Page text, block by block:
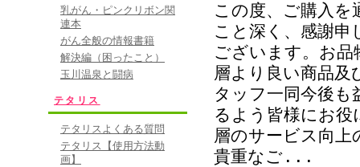
乳がん・ピンクリボン関
連本
がん全般の情報書籍
解決編（困ったこと）
玉川温泉と闘病
テタリス
テタリスよくある質問
テタリス【使用方法動
画】
この度、ご購入
こと深く、感謝申
ございます。お
層より良い商品
タッフ一同今後も
るよう皆様にお役
層のサービス向
貴重なご ...